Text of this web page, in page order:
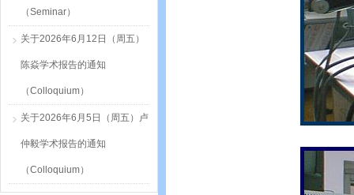
（Seminar）
关于2026年6月12日（周五）
陈焱学术报告的通知
（Colloquium）
关于2026年6月5日（周五）卢
仲毅学术报告的通知
（Colloquium）